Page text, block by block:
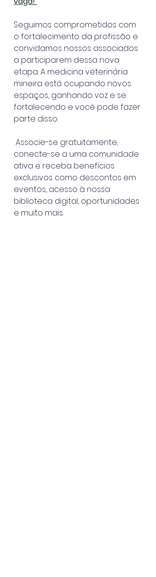
Seguimos comprometidos com
o fortalecimento da profissão e
convidamos nossos associados
a participarem dessa nova
etapa. A medicina veterinária
mineira está ocupando novos
espaços, ganhando voz e se
fortalecendo e você pode fazer
parte disso.
conecte-se a uma comunidade
ativa e receba benefícios
exclusivos como descontos em
eventos, acesso à nossa
biblioteca digital, oportunidades
e muito mais.